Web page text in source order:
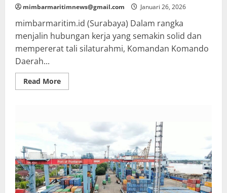
mimbarmaritimnews@gmail.com Januari 26, 2026
mimbarmaritim.id (Surabaya) Dalam rangka
menjalin hubungan kerja yang semakin solid dan
mempererat tali silaturahmi, Komandan Komando
Daerah...
Read MoreRead
more
Audiensi
Danpusteral,
Bahas
Sinergi
Ketahanan
Pangan